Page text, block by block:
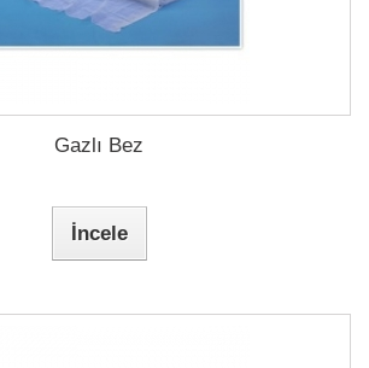
Gazlı Bez
İncele